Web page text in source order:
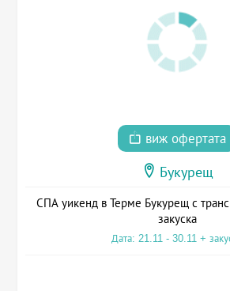
виж офертата
Букурещ
СПА уикенд в Терме Букурещ с
закуска
Дата: 21.11 - 30.11 +